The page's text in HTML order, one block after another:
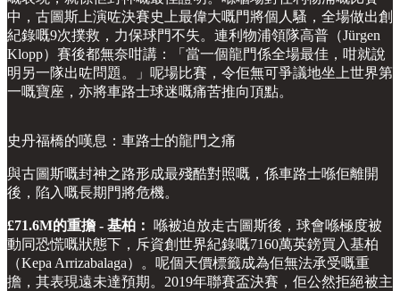
中，古圖斯上演咗決賽史上最偉大嘅門將個人騷，全場做出創
紀錄嘅9次撲救，力保球門不失。連利物浦領隊高普（Jürgen
Klopp）賽後都無奈咁講：「當一個龍門係全場最佳，咁就說
明另一隊出咗問題。」呢場比賽，令佢無可爭議地坐上世界第
一嘅寶座，亦將車路士球迷嘅痛苦推向頂點。
史丹福橋的嘆息：車路士的龍門之痛
與古圖斯嘅封神之路形成最殘酷對照嘅，係車路士喺佢離開
後，陷入嘅長期門將危機。
£71.6M的重擔 - 基柏：
喺被迫放走古圖斯後，球會喺極度被
動同恐慌嘅狀態下，斥資創世界紀錄嘅7160萬英鎊買入基柏
（Kepa Arrizabalaga）。呢個天價標籤成為佢無法承受嘅重
擔，其表現遠未達預期。2019年聯賽盃決賽，佢公然拒絕被主